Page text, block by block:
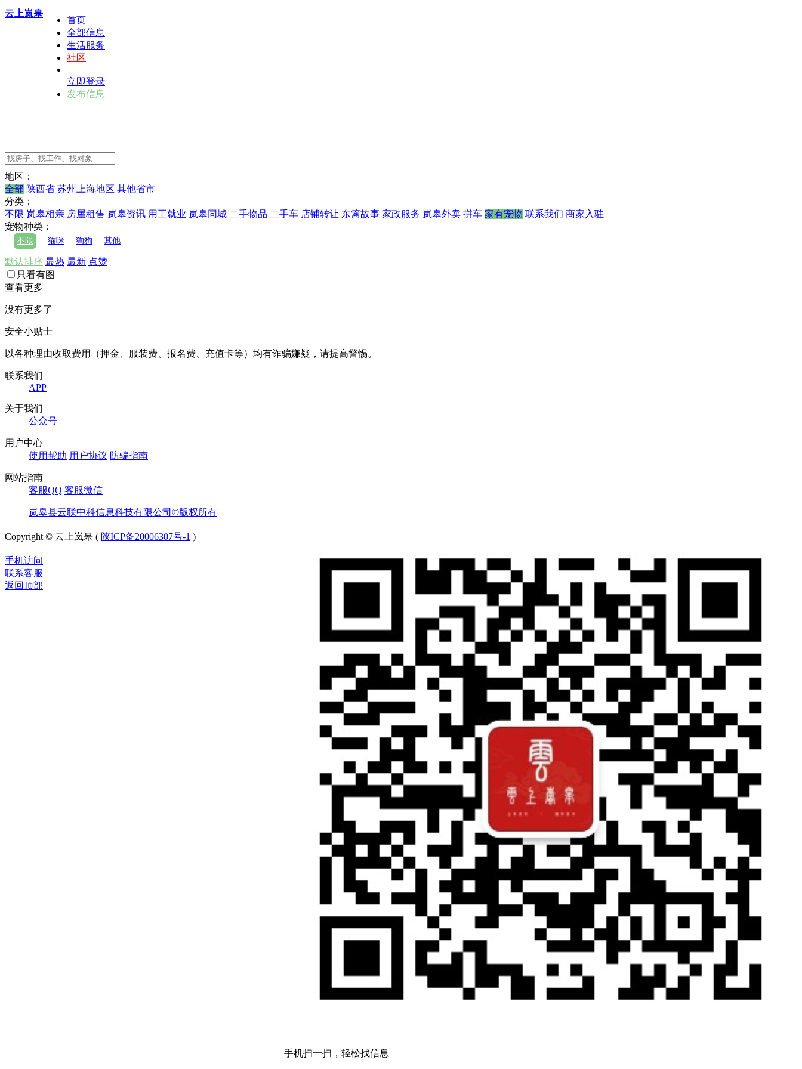
云上岚皋
首页
全部信息
生活服务
社区
立即登录
发布信息
地区：
全部 陕西省 苏州上海地区 其他省市
分类：
不限 岚皋相亲 房屋租售 岚皋资讯 用工就业 岚皋同城 二手物品 二手车 店铺转让 东篱故事 家政服务 岚皋外卖 拼车 家有宠物 联系我们 商家入驻
宠物种类：
不限 猫咪 狗狗 其他
默认排序 最热 最新 点赞
只看有图
查看更多
没有更多了
安全小贴士
以各种理由收取费用（押金、服装费、报名费、充值卡等）均有诈骗嫌疑，请提高警惕。
联系我们
APP
关于我们
公众号
用户中心
使用帮助 用户协议 防骗指南
网站指南
客服QQ 客服微信
岚皋县云联中科信息科技有限公司©版权所有
手机扫一扫，轻松找信息
Copyright © 云上岚皋 ( 陕ICP备20006307号-1 )
手机访问
联系客服
返回顶部